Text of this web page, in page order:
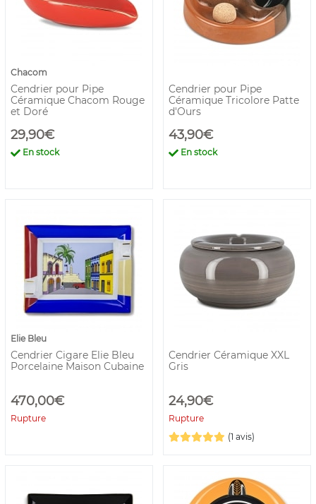
Chacom
Cendrier pour Pipe
Céramique Chacom Rouge
et Doré
29,90€
En stock
Cendrier pour Pipe
Céramique Tricolore Patte
d'Ours
43,90€
En stock
Elie Bleu
Cendrier Cigare Elie Bleu
Porcelaine Maison Cubaine
470,00€
Rupture
Cendrier Céramique XXL
Gris
24,90€
Rupture
(1 avis)